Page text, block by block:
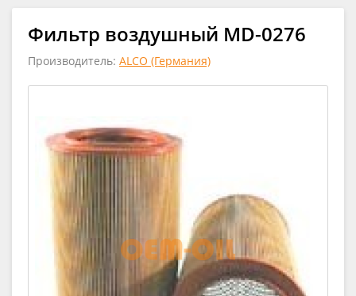
Фильтр воздушный MD-0276
Производитель: ALCO (Германия)